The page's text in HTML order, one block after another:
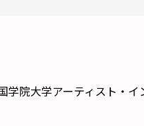
院大学アーティスト・